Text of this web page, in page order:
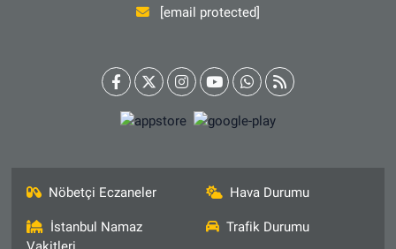
[email protected]
Nöbetçi Eczaneler Hava Durumu
İstanbul Namaz
Trafik Durumu